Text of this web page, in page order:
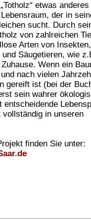
etwas
der in
sucht. Durch
von zahlreichen
Arten von
Säugetieren, wie
Wenn ein
nach vielen
gereift ist (bei der
sein wahrer
in unseren
finden Sie unter: